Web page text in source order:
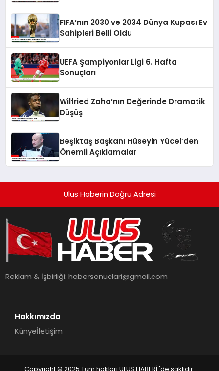
FIFA’nın 2030 ve 2034 Dünya Kupası Ev
Sahipleri Belli Oldu
UEFA Şampiyonlar Ligi 6. Hafta
Sonuçları
Wilfried Zaha’nın Değerinde Dramatik
Düşüş
Beşiktaş Başkanı Hüseyin Yücel’den
Önemli Açıklamalar
Ulus Haberin Doğru Adresi
Reklam & İşbirliği:habersonuclari@gmail.com
Hakkımızda
Künyeİletişim
Copyright © 2025 Tüm hakları ULUS HABERİ 'de saklıdır.